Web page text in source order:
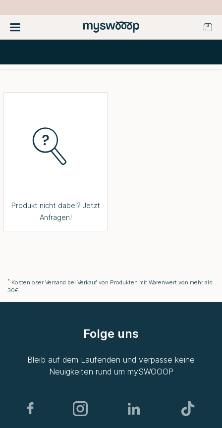
Produkt nicht dabei? Jetzt
Anfragen!
* Kostenloser Versand bei Verkauf von Produkten mit Warenwert von mehr als
30€
Folge uns
Bleib auf dem Laufenden und verpasse keine
Neuigkeiten rund um mySWOOOP